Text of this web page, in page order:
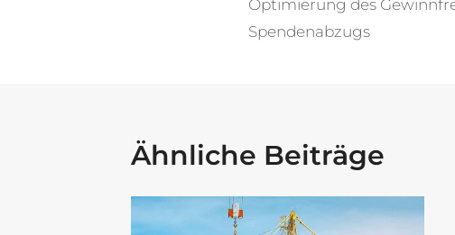
Optimierung des
Spendenabzugs
Ähnliche Beiträge